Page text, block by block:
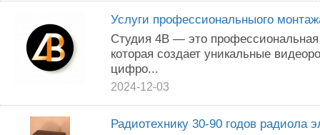
Услуги профессиональныого
Студия 4В — это
которая создает уникальные
цифро...
2024-12-03
Радиотехнику 30-90 годов радиола